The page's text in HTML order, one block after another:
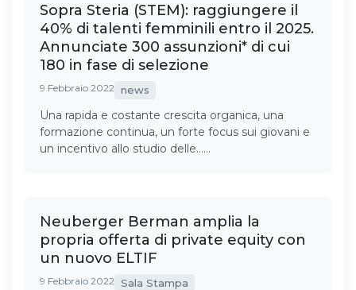
Sopra Steria (STEM): raggiungere il
40% di talenti femminili entro il 2025.
Annunciate 300 assunzioni* di cui
180 in fase di selezione
9 Febbraio 2022 news
Una rapida e costante crescita organica, una
formazione continua, un forte focus sui giovani e
un incentivo allo studio delle……
Neuberger Berman amplia la
propria offerta di private equity con
un nuovo ELTIF
9 Febbraio 2022 Sala Stampa